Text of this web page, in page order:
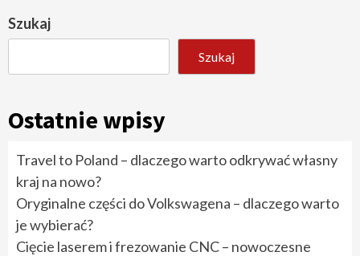
Szukaj
Szukaj
Ostatnie wpisy
Travel to Poland – dlaczego warto odkrywać własny
kraj na nowo?
Oryginalne części do Volkswagena – dlaczego warto
je wybierać?
Cięcie laserem i frezowanie CNC – nowoczesne